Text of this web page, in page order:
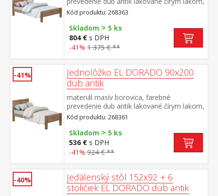
vlis drevenej štruktúry cena bez roštu a
matraca odporúčaný rozmer matraca 180 ×
200 cm alebo 2 kusy 90 × 200 cm a rošt R4
alebo 2 kusy R1 súčasť zostavy EL
DORADO
Kód produktu: 268363
Skladom > 5 ks
804 € s DPH
-41% 1 375 € **
-41%
Jednolôžko EL DORADO 90x200
dub antik
materiál masív borovica, farebné
prevedenie dub antik lakované čírym lakom,
vlis drevenej štruktúry cena bez roštu a
matraca odporúčaný rozmer matraca 90 ×
200 cm a rošt R1 súčasť zostavy EL
DORADO
Kód produktu: 268361
Skladom > 5 ks
536 € s DPH
-41% 924 € **
-40%
Jedálenský stôl 152x92 + 6
stoličiek EL DORADO dub antik